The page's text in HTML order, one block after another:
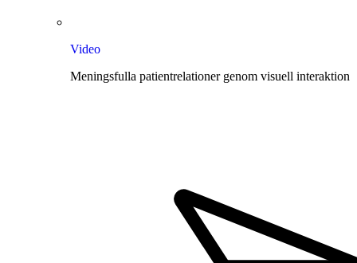
Video
Meningsfulla patientrelationer genom visuell interaktion